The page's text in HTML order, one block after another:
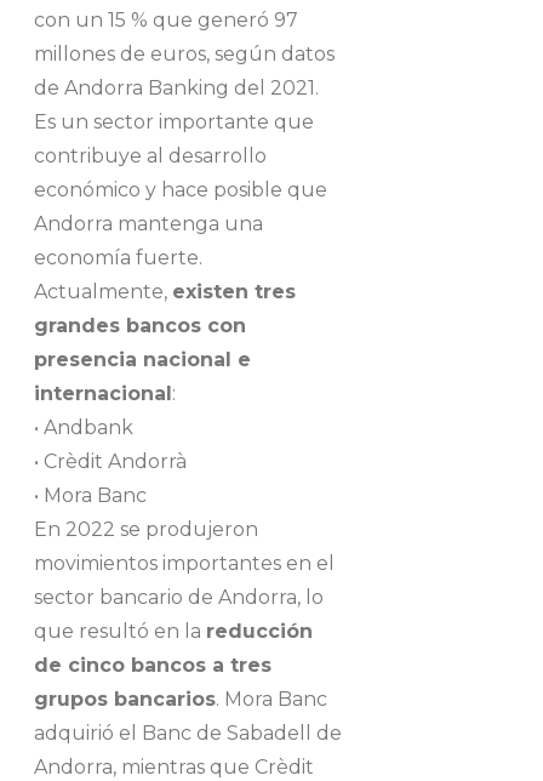
con un 15 % que generó 97
millones de euros, según datos
de Andorra Banking del 2021.
Es un sector importante que
contribuye al desarrollo
económico y hace posible que
Andorra mantenga una
economía fuerte.
Actualmente, existen tres
grandes bancos con
presencia nacional e
internacional:
• Andbank
• Crèdit Andorrà
• Mora Banc
En 2022 se produjeron
movimientos importantes en el
sector bancario de Andorra, lo
que resultó en la reducción
de cinco bancos a tres
grupos bancarios. Mora Banc
adquirió el Banc de Sabadell de
Andorra, mientras que Crèdit